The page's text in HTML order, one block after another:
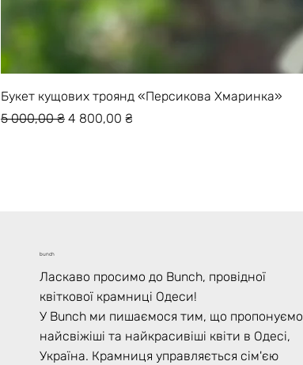
Букет кущових троянд «Персикова Хмаринка»
Звичайна ціна
5 000,00 ₴ За розпродажем
4 800,00 ₴
bunch
Ласкаво просимо до Bunch, провідної
квіткової крамниці Одеси!
У Bunch ми пишаємося тим, що пропонуємо
найсвіжіші та найкрасивіші квіти в Одесі,
Україна. Крамниця управляється сім'єю